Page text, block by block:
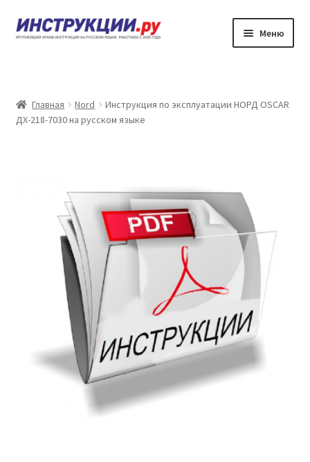
Перейти
к
Перейти
к
Меню
Каталог инструкций по эксплуатации
Контакты
Главная Nord
Инструкция по эксплуатации НОРД OSCAR
ДХ-218-7030 на русском языке